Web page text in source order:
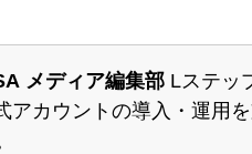
メディア編集部 Lステッ
カウントの導入・運用を